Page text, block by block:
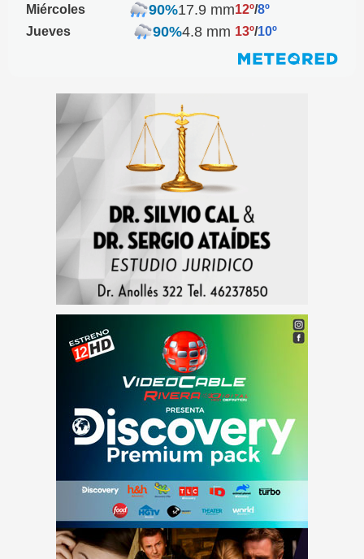
Miércoles
90%17.9 mm12º/8º
Jueves
90%4.8 mm 13º/10º